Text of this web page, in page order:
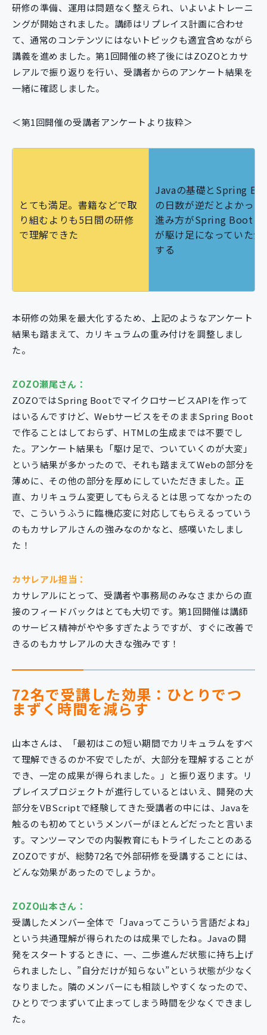
研修の準備、運用は問題なく整えられ、いよいよトレーニ
ングが開始されました。講師はリプレイス計画に合わせ
て、通常のコンテンツにはないトピックも適宜含めながら
講義を進めました。第1回開催の終了後にはZOZOとカサ
レアルで振り返りを行い、受講者からのアンケート結果を
一緒に確認しました。
＜第1回開催の受講者アンケートより抜粋＞
とても満足。書籍などで取
り組むよりも5日間の研修
で理解できた
Javaの基礎とSpring
の日数が逆だとよかった
進み方がSpring Bootの
が駆け足になっていた気
する
本研修の効果を最大化するため、上記のようなアンケート
結果も踏まえて、カリキュラムの重み付けを調整しまし
た。
ZOZO瀬尾さん：
ZOZOではSpring BootでマイクロサービスAPIを作って
はいるんですけど、WebサービスをそのままSpring Boot
で作ることはしておらず、HTMLの生成までは不要でし
た。アンケート結果も「駆け足で、ついていくのが大変」
という結果が多かったので、それも踏まえてWebの部分を
薄めに、その他の部分を厚めにしていただきました。正
直、カリキュラム変更してもらえるとは思ってなかったの
で、こういうふうに臨機応変に対応してもらえるっていう
のもカサレアルさんの強みなのかなと、感嘆いたしまし
た！
カサレアル担当：
カサレアルにとって、受講者や事務局のみなさまからの直
接のフィードバックはとても大切です。第1回開催は講師
のサービス精神がやや多すぎたようですが、すぐに改善で
きるのもカサレアルの大きな強みです！
72名で受講した効果：ひとりでつ
まずく時間を減らす
山本さんは、「最初はこの短い期間でカリキュラムをすべ
て理解できるのか不安でしたが、大部分を理解することが
でき、一定の成果が得られました。」と振り返ります。リ
プレイスプロジェクトが進行しているとはいえ、開発の大
部分をVBScriptで経験してきた受講者の中には、Javaを
触るのも初めてというメンバーがほとんどだったと言いま
す。マンツーマンでの内製教育にもトライしたことのある
ZOZOですが、総勢72名で外部研修を受講することには、
どんな効果があったのでしょうか。
ZOZO山本さん：
受講したメンバー全体で「Javaってこういう言語だよね」
という共通理解が得られたのは成果でしたね。Javaの開
発をスタートするときに、一、二歩進んだ状態に持ち上げ
られましたし、”自分だけが知らない”という状態が少なく
なりました。隣のメンバーにも相談しやすくなったので、
ひとりでつまずいて止まってしまう時間を少なくできまし
た。